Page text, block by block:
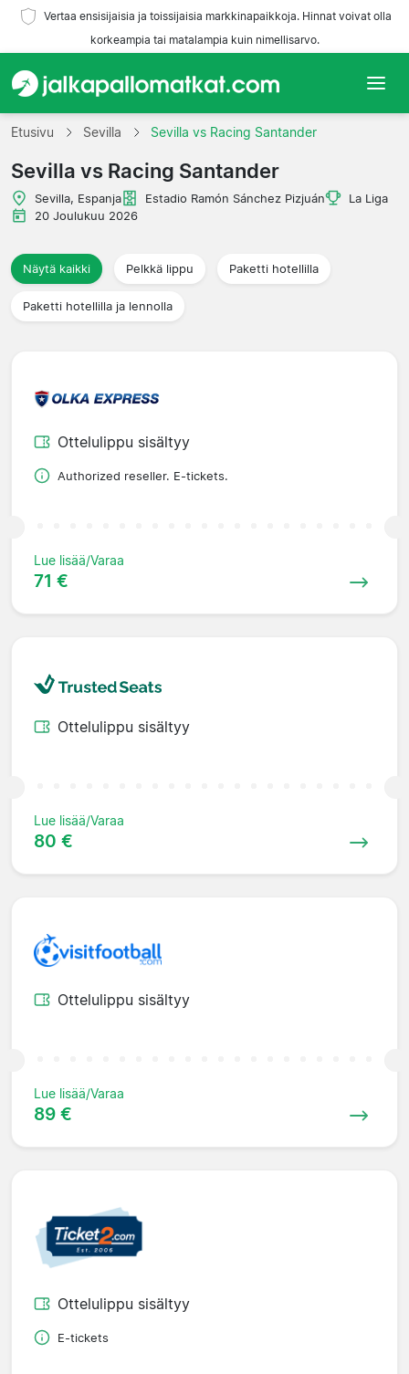
Vertaa ensisijaisia ja toissijaisia markkinapaikkoja. Hinnat voivat olla
korkeampia tai matalampia kuin nimellisarvo.
Etusivu
Joukkueet
Liigat
Matkatoimistoja
Etusivu Sevilla Sevilla vs Racing Santander
Sevilla vs Racing Santander
Sevilla, Espanja Estadio Ramón Sánchez Pizjuán
La Liga
20 Joulukuu 2026
Näytä kaikki Pelkkä lippu Paketti hotellilla
Paketti hotellilla ja lennolla
Ottelulippu sisältyy
Authorized reseller. E-tickets.
Lue lisää/Varaa
71 €
Ottelulippu sisältyy
Lue lisää/Varaa
80 €
Ottelulippu sisältyy
Lue lisää/Varaa
89 €
Ottelulippu sisältyy
E-tickets